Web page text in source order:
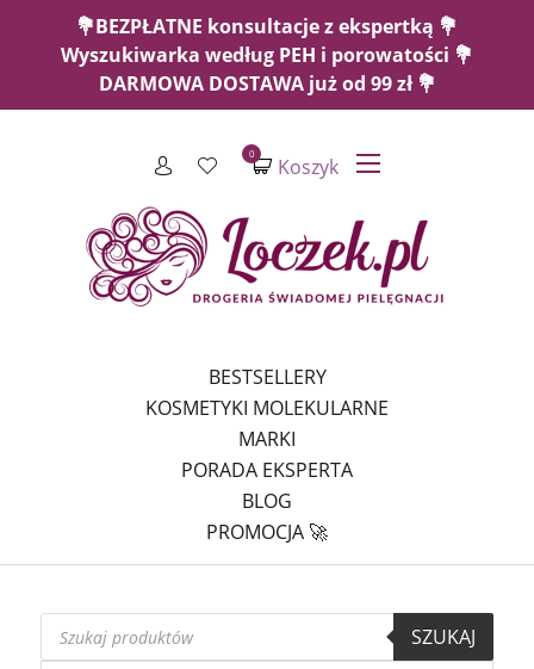
💐BEZPŁATNE konsultacje z ekspertką 💐
Wyszukiwarka według PEH i porowatości 💐
DARMOWA DOSTAWA już od 99 zł 💐
Koszyk
0
BESTSELLERY
KOSMETYKI MOLEKULARNE
MARKI
PORADA EKSPERTA
BLOG
PROMOCJA 🚀
Wyszukiwarka
produktów
SZUKAJ